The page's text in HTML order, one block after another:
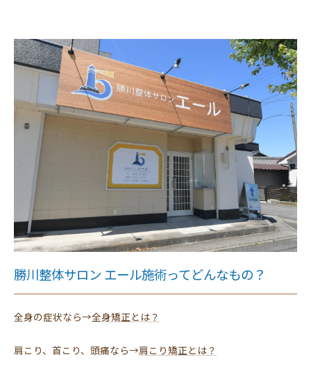
勝川整体サロン エール施術ってどんなもの？
全身の症状なら→全身矯正とは？
肩こり、首こり、頭痛なら→肩こり矯正とは？